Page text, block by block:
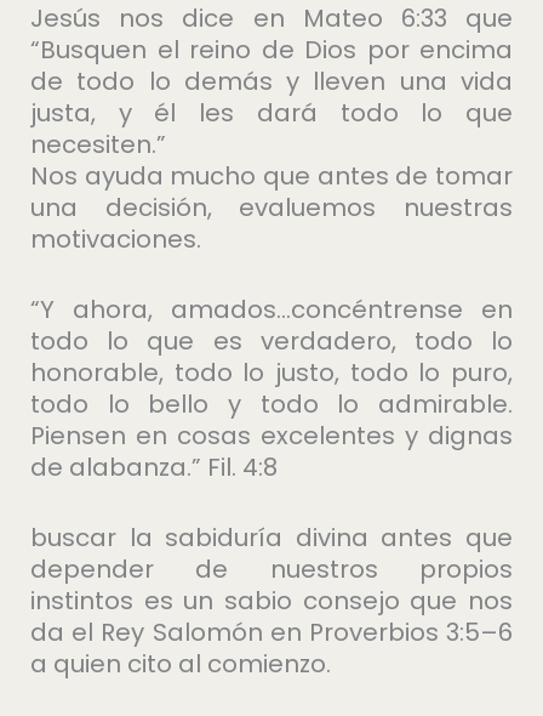
Jesús nos dice en Mateo 6:33 que
“Busquen el reino de Dios por encima
de todo lo demás y lleven una vida
justa, y él les dará todo lo que
necesiten.”
Nos ayuda mucho que antes de tomar
una decisión, evaluemos nuestras
motivaciones.
“Y ahora, amados…concéntrense en
todo lo que es verdadero, todo lo
honorable, todo lo justo, todo lo puro,
todo lo bello y todo lo admirable.
Piensen en cosas excelentes y dignas
de alabanza.” Fil. 4:8
buscar la sabiduría divina antes que
depender de nuestros propios
instintos es un sabio consejo que nos
da el Rey Salomón en Proverbios 3:5–6
a quien cito al comienzo.